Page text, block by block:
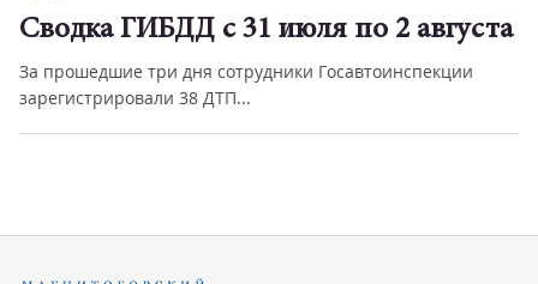
Сводка ГИБДД с 31 июля по 2 августа
За прошедшие три дня сотрудники Госавтоинспекции
зарегистрировали 38 ДТП...